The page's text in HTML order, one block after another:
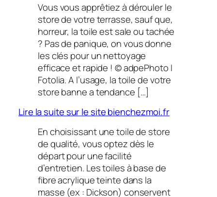
Vous vous apprêtiez à dérouler le
store de votre terrasse, sauf que,
horreur, la toile est sale ou tachée
? Pas de panique, on vous donne
les clés pour un nettoyage
efficace et rapide ! © adpePhoto I
Fotolia. A l’usage, la toile de votre
store banne a tendance […]
Lire la suite sur le site bienchezmoi.fr
En choisissant une toile de store
de qualité, vous optez dès le
départ pour une facilité
d’entretien. Les toiles à base de
fibre acrylique teinte dans la
masse (ex : Dickson) conservent